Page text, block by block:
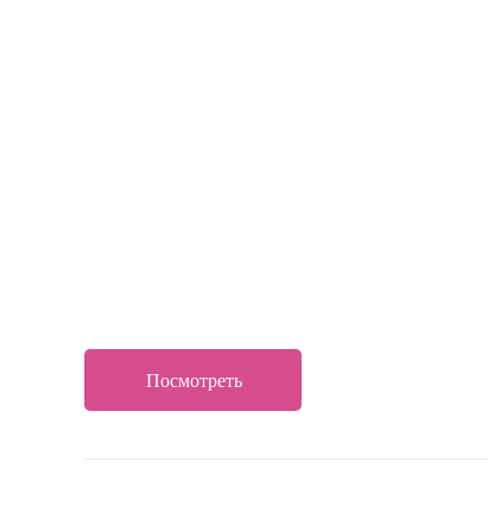
Посмотреть